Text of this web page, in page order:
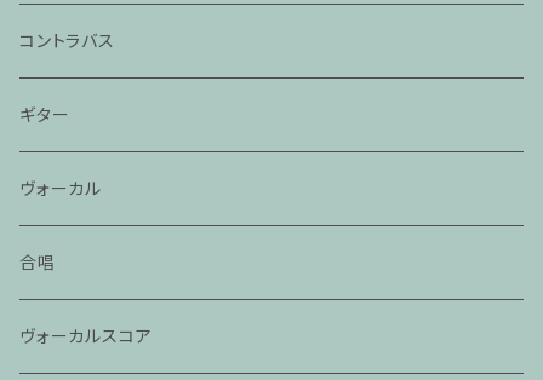
コントラバス
ギター
ヴォーカル
合唱
ヴォーカルスコア